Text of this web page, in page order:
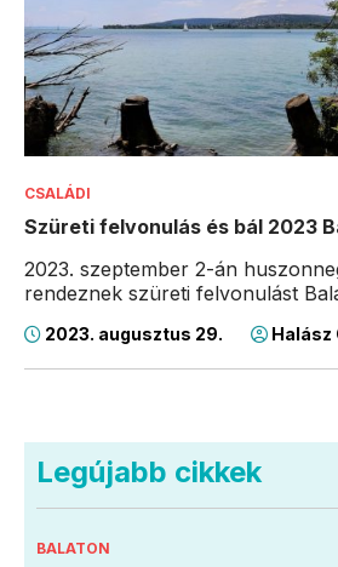
CSALÁDI
Szüreti felvonulás és bál 2023
2023. szeptember 2-án
rendeznek szüreti felvonulást
2023. augusztus 29. Halász
Legújabb cikkek
BALATON